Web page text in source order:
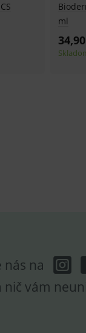
ml
nás na
nič vám
analytics.
analytics.
cookies a
reklamy.